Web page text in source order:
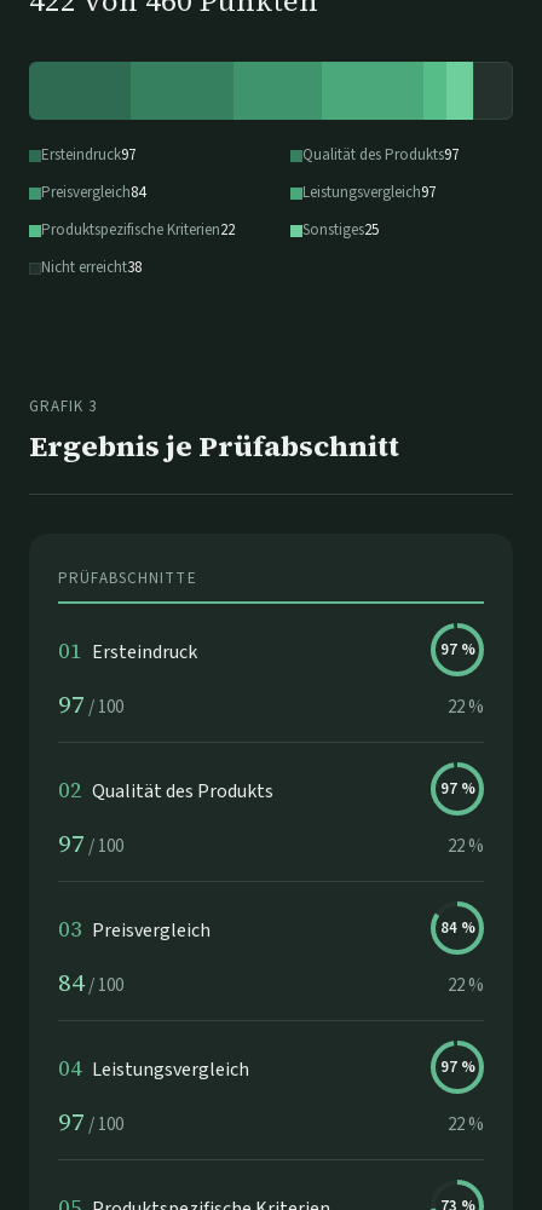
Ersteindruck97 Qualität des Produkts97
Preisvergleich84 Leistungsvergleich97
Produktspezifische Kriterien22 Sonstiges25
Nicht erreicht38
GRAFIK 3
Ergebnis je Prüfabschnitt
PRÜFABSCHNITTE
01 Ersteindruck 97%
97 /100 22%
02 Qualität des Produkts 97%
97 /100 22%
03 Preisvergleich 84%
84/100 22%
04 Leistungsvergleich 97%
97 /100 22%